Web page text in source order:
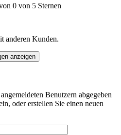
0 von 5 Sternen
anderen Kunden.
anzeigen
Benutzern abgegeben
oder erstellen Sie einen neuen